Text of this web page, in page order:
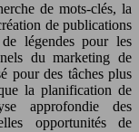
de mots-clés, la
de publications
légendes pour les
du marketing de
pour des tâches plus
la planification de
approfondie des
opportunités de